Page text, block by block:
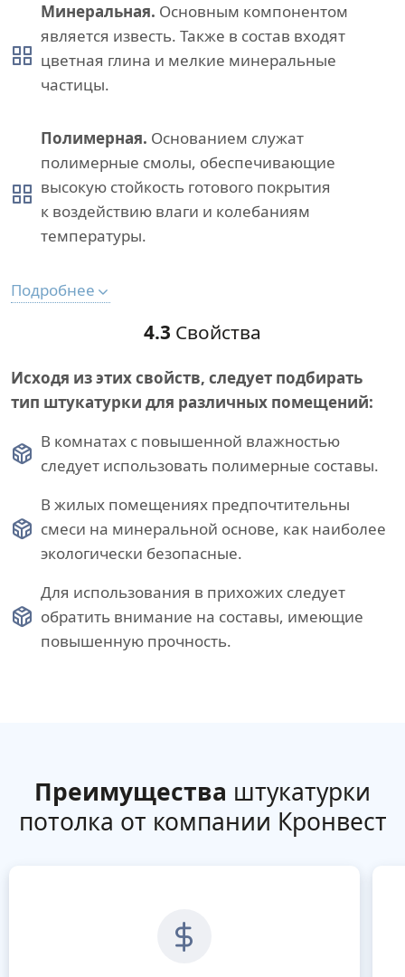
Минеральная. Основным компонентом
является известь. Также в состав входят
цветная глина и мелкие минеральные
частицы.
Полимерная. Основанием служат
полимерные смолы, обеспечивающие
высокую стойкость готового покрытия
к воздействию влаги и колебаниям
температуры.
Подробнее
4.3 Свойства
Исходя из этих свойств, следует подбирать
тип штукатурки для различных помещений:
В комнатах с повышенной влажностью
следует использовать полимерные составы.
В жилых помещениях предпочтительны
смеси на минеральной основе, как наиболее
экологически безопасные.
Для использования в прихожих следует
обратить внимание на составы, имеющие
повышенную прочность.
Преимущества штукатурки
потолка от компании Кронвест